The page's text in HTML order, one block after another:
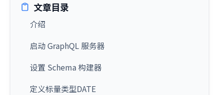
文章目录
介绍
启动 GraphQL 服务器
设置 Schema 构建器
定义标量类型DATE